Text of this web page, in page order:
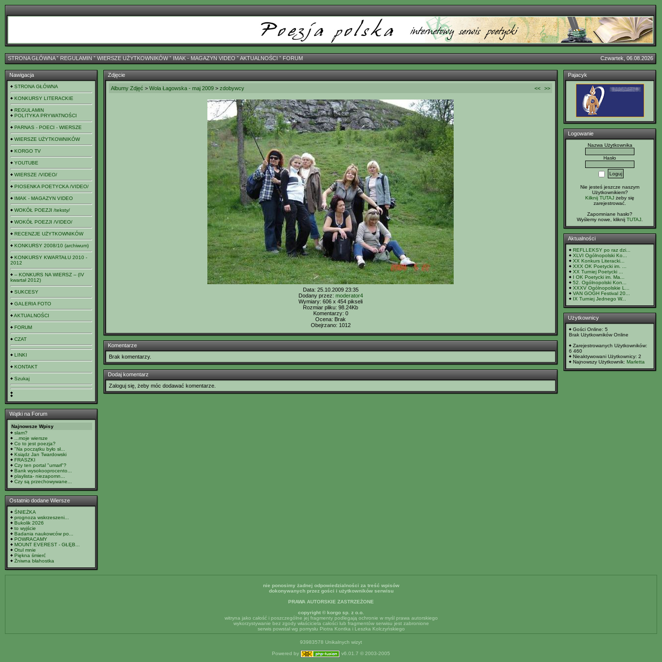
STRONA GŁÓWNAˇ REGULAMIN ˇ WIERSZE UŻYTKOWNIKÓWˇ IMAK - MAGAZYN VIDEO ˇAKTUALNOŚCI ˇ FORUM Czwartek, 06.08.2026
Nawigacja
STRONA GŁÓWNA
KONKURSY LITERACKIE
REGULAMIN
POLITYKA PRYWATNOŚCI
PARNAS - POECI - WIERSZE
WIERSZE UŻYTKOWNIKÓW
KORGO TV
YOUTUBE
WIERSZE /VIDEO/
PIOSENKA POETYCKA /VIDEO/
IMAK - MAGAZYN VIDEO
WOKÓŁ POEZJI /teksty/
WOKÓŁ POEZJI /VIDEO/
RECENZJE UŻYTKOWNIKÓW
KONKURSY 2008/10 (archiwum)
KONKURSY KWARTAŁU 2010 -
2012
-- KONKURS NA WIERSZ -- (IV
kwartał 2012)
SUKCESY
GALERIA FOTO
AKTUALNOŚCI
FORUM
CZAT
LINKI
KONTAKT
Szukaj
Wątki na Forum
Najnowsze Wpisy
slam?
...moje wiersze
Co to jest poezja?
"Na początku było sł...
Ksiądz Jan Twardowski
FRASZKI
Czy ten portal "umarł"?
Bank wysokooprocento...
playlista- niezapomn...
Czy są przechowywane...
Ostatnio dodane Wiersze
ŚNIEŻKA
prognoza wskrzeszeni...
Bukolik 2026
to wyjście
Badania naukowców po...
POWRACAMY
MOUNT EVEREST - GŁĘB...
Otul mnie
Piękna śmierć
Żniwna błahostka
Zdjęcie
Albumy Zdjęć > Wola Łagowska - maj 2009 > zdobywcy << >>
Data: 25.10.2009 23:35
Dodany przez: moderator4
Wymiary: 606 x 454 pikseli
Rozmiar pliku: 98.24Kb
Komentarzy: 0
Ocena: Brak
Obejrzano: 1012
Komentarze
Brak komentarzy.
Dodaj komentarz
Zaloguj się, żeby móc dodawać komentarze.
Pajacyk
Logowanie
Nazwa Użytkownika
Hasło
Nie jesteś jeszcze naszym
Użytkownikiem?
Kilknij TUTAJ żeby się
zarejestrować.
Zapomniane hasło?
Wyślemy nowe, kliknij TUTAJ
Aktualności
REFLLEKSY po raz dzi...
XLVI Ogólnopolski Ko...
XX Konkurs Literacki...
XXX OK Poetycki im. ...
XX Turniej Poetycki ...
I OK Poetycki im. Ma...
52. Ogólnopolski Kon...
XXXV Ogólnopolskie L...
VAN GOGH Festival 20...
IX Turniej Jednego W...
Użytkownicy
Gości Online: 5
Brak Użytkowników Online
Zarejestrowanych Użytkowników:
6 460
Nieaktywowani Użytkownicy: 2
Najnowszy Użytkownik: Marletta
nie ponosimy żadnej odpowiedzialności za treść wpisów
dokonywanych przez gości i użytkowników serwisu
PRAWA AUTORSKIE ZASTRZEŻONE
copyright © korgo sp. z o.o.
witryna jako całość i poszczególne jej fragmenty podlegają ochronie w myśl prawa autorskiego
wykorzystywanie bez zgody właściciela całości lub fragmentów serwisu jest zabronione
serwis powstał wg pomysłu Piotra Kontka i Leszka Kolczyńskiego
93983578 Unikalnych wizyt
Powered by v6.01.7 © 2003-2005